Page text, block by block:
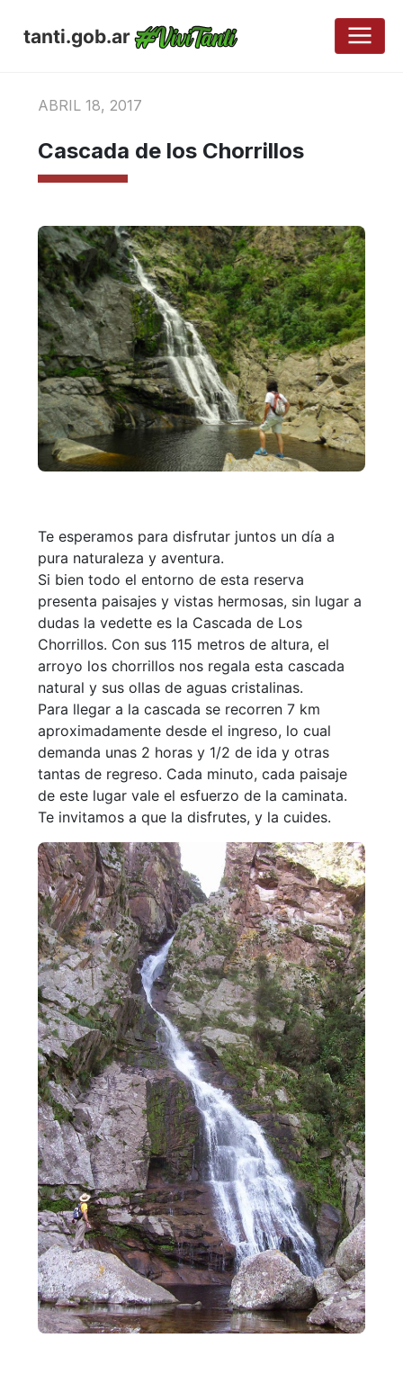
tanti.gob.ar
ABRIL 18, 2017
Cascada de los Chorrillos
Te esperamos para disfrutar juntos un día a
pura naturaleza y aventura.
Si bien todo el entorno de esta reserva
presenta paisajes y vistas hermosas, sin lugar a
dudas la vedette es la Cascada de Los
Chorrillos. Con sus 115 metros de altura, el
arroyo los chorrillos nos regala esta cascada
natural y sus ollas de aguas cristalinas.
Para llegar a la cascada se recorren 7 km
aproximadamente desde el ingreso, lo cual
demanda unas 2 horas y 1/2 de ida y otras
tantas de regreso. Cada minuto, cada paisaje
de este lugar vale el esfuerzo de la caminata.
Te invitamos a que la disfrutes, y la cuides.